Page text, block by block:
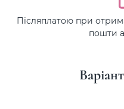
Післяплатою при
пошти